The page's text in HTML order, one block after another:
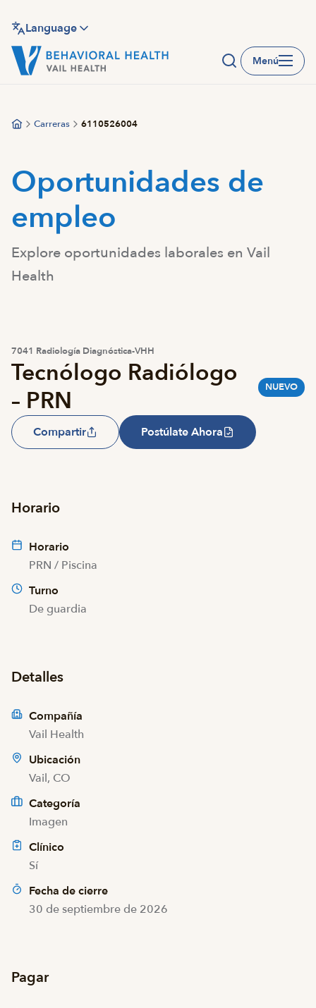
contenido
principal
Language
Menú
Carreras 6110526004
Oportunidades de
empleo
Explore oportunidades laborales en Vail
Health
7041 Radiología Diagnóstica-VHH
Tecnólogo Radiólogo
– PRN
NUEVO
Compartir Postúlate Ahora
Horario
Horario
PRN / Piscina
Turno
De guardia
Detalles
Compañía
Vail Health
Ubicación
Vail, CO
Categoría
Imagen
Clínico
Sí
Fecha de cierre
30 de septiembre de 2026
Pagar